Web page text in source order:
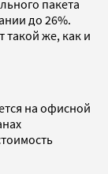
пакета
до 26%.
такой же, как и
на офисной